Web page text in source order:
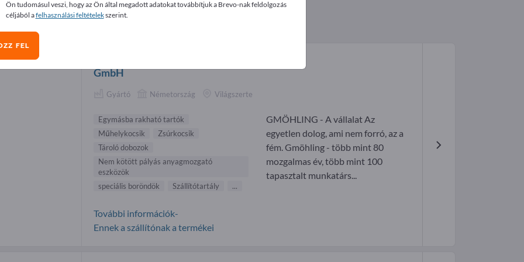
rakható tartók beszállítók (5)
GmbH
Gyártó Németország Világszerte
Egymásba rakható tartók
Műhelykocsik
Zsúrkocsik
Tároló dobozok
Nem kötött pályás anyagmozgató
eszközök
speciális boröndök
Szállítótartály ...
GMÖHLING - A vállalat Az
egyetlen dolog, ami nem forró, az a
fém. Gmöhling - több mint 80
mozgalmas év, több mint 100
tapasztalt munkatárs...
További információk-
Ennek a szállítónak a termékei
Ön tudomásul veszi, hogy az Ön által megadott adatokat továbbítjuk a Brevo-nak feldolgozás
céljából afelhasználási feltételekszerint.
FEL